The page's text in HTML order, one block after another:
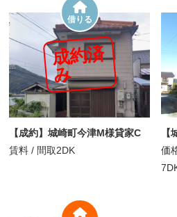
成
約
済
み
【成約】城崎町今津M様貸家C
賃料 / 間取2DK
借りる
【
価